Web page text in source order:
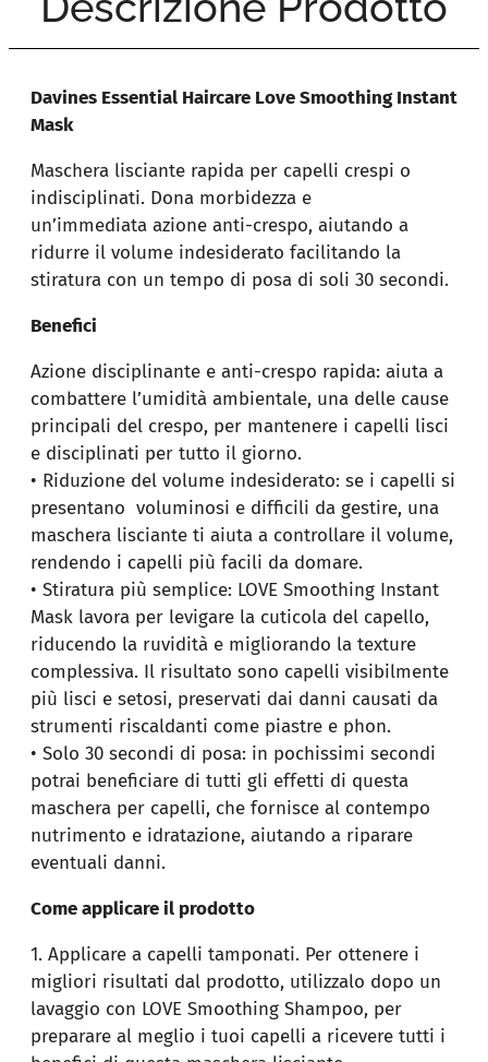
Davines Essential Haircare Love Smoothing Instant
Mask
Maschera lisciante rapida per capelli crespi o
indisciplinati. Dona morbidezza e
un’immediata azione anti-crespo, aiutando a
ridurre il volume indesiderato facilitando la
stiratura con un tempo di posa di soli 30 secondi.
Benefici
Azione disciplinante e anti-crespo rapida: aiuta a
combattere l’umidità ambientale, una delle cause
principali del crespo, per mantenere i capelli lisci
e disciplinati per tutto il giorno.
• Riduzione del volume indesiderato: se i capelli si
presentano voluminosi e difficili da gestire, una
maschera lisciante ti aiuta a controllare il volume,
rendendo i capelli più facili da domare.
• Stiratura più semplice: LOVE Smoothing Instant
Mask lavora per levigare la cuticola del capello,
riducendo la ruvidità e migliorando la texture
complessiva. Il risultato sono capelli visibilmente
più lisci e setosi, preservati dai danni causati da
strumenti riscaldanti come piastre e phon.
• Solo 30 secondi di posa: in pochissimi secondi
potrai beneficiare di tutti gli effetti di questa
maschera per capelli, che fornisce al contempo
nutrimento e idratazione, aiutando a riparare
eventuali danni.
Come applicare il prodotto
1. Applicare a capelli tamponati. Per ottenere i
migliori risultati dal prodotto, utilizzalo dopo un
lavaggio con LOVE Smoothing Shampoo, per
preparare al meglio i tuoi capelli a ricevere tutti i